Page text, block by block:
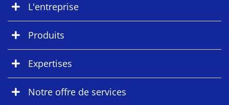
L'entreprise
Produits
Expertises
Notre offre de services